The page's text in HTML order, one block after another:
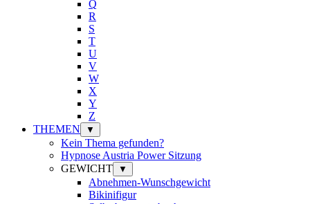
Q
R
S
T
U
V
W
X
Y
Z
THEMEN
▼
Kein Thema gefunden?
Hypnose Austria Power Sitzung
GEWICHT
▼
Abnehmen-Wunschgewicht
Bikinifigur